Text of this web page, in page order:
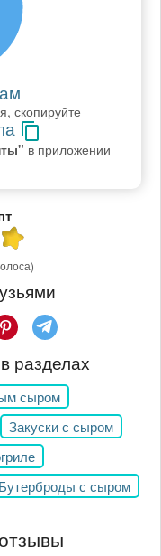
скопируйте
в приложении
разделах
сыром
Закуски с сыром
Бутерброды с сыром